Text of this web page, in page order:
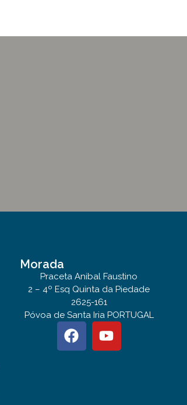
Morada
Praceta Anibal Faustino
2 – 4º Esq Quinta da Piedade
2625-161
Póvoa de Santa Iria PORTUGAL